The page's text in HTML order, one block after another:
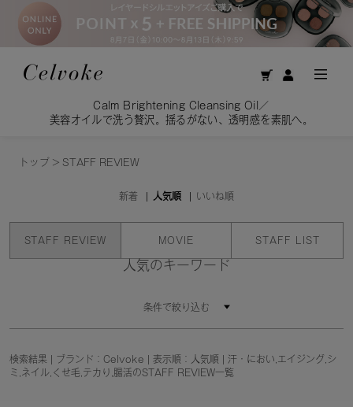
Calm Brightening Cleansing Oil／
美容オイルで洗う贅沢。揺るがない、透明感を素肌へ。
トップ > STAFF REVIEW
新着 人気順 いいね順
STAFF REVIEW MOVIE STAFF LIST
人気のキーワード
条件で絞り込む
検索結果 | ブランド：Celvoke | 表示順：人気順 | 汗・におい,エイジング,シ
ミ,ネイル,くせ毛,テカり,腸活のSTAFF REVIEW一覧